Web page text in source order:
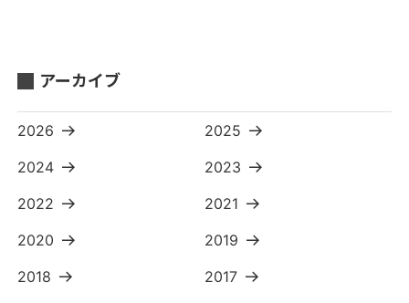
アーカイブ
2026
2025
2024
2023
2022
2021
2020
2019
2018
2017